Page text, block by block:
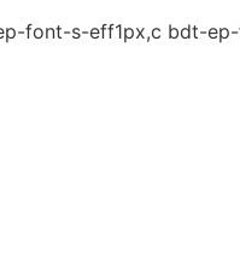
font-s-eff1px,c bdt-